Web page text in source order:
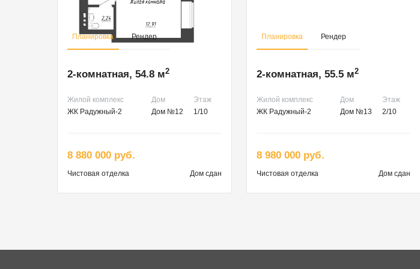
Планировка Рендер
2-комнатная, 54.8 м2
Жилой комплекс Дом
Этаж
ЖК Радужный-2
Дом №12 1/10
8 880 000 руб.
Чистовая отделка Дом сдан
Планировка Рендер
2-комнатная, 55.5 м2
Жилой комплекс Дом
Этаж
ЖК Радужный-2
Дом №13 2/10
8 980 000 руб.
Чистовая отделка Дом сдан